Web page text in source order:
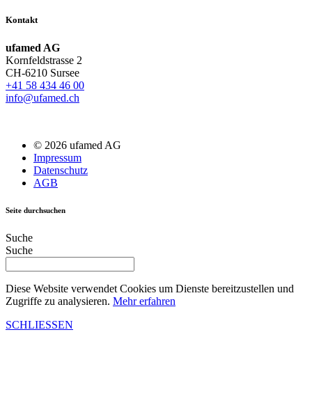
Kontakt
ufamed AG
Kornfeldstrasse 2
CH-6210 Sursee
+41 58 434 46 00
info@ufamed.ch
© 2026 ufamed AG
Impressum
Datenschutz
AGB
Seite durchsuchen
Suche
Suche
Diese Website verwendet Cookies um Dienste bereitzustellen und
Zugriffe zu analysieren. Mehr erfahren
SCHLIESSEN